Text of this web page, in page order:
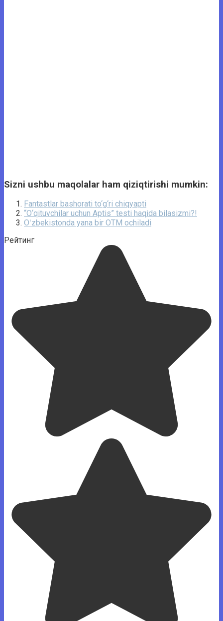
Sizni ushbu maqolalar ham qiziqtirishi mumkin:
Fantastlar bashorati to‘g‘ri chiqyapti
​​“O‘qituvchilar uchun Aptis” testi haqida bilasizmi?!
Oʻzbekistonda yana bir OTM ochiladi
Рейтинг